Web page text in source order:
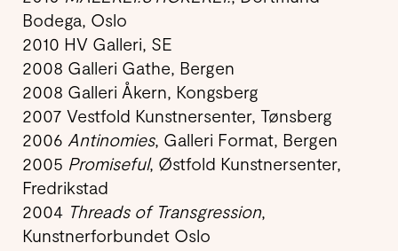
Bodega, Oslo
2010 HV Galleri, SE
2008 Galleri Gathe, Bergen
2008 Galleri Åkern, Kongsberg
2007 Vestfold Kunstnersenter, Tønsberg
2006 Antinomies, Galleri Format, Bergen
2005 Promiseful, Østfold Kunstnersenter,
Fredrikstad
2004 Threads of Transgression,
Kunstnerforbundet Oslo